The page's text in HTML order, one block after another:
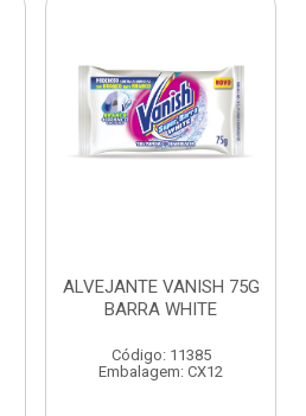
ALVEJANTE VANISH 75G
BARRA WHITE
Código: 11385
Embalagem: CX12